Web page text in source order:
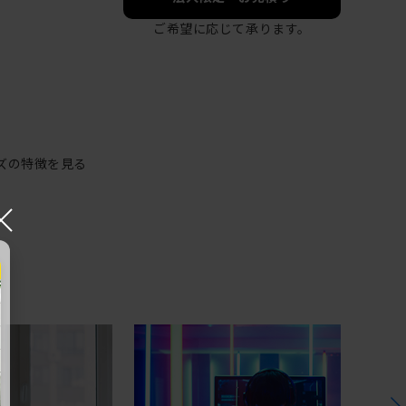
ご希望に応じて承ります。
の特徴を見る